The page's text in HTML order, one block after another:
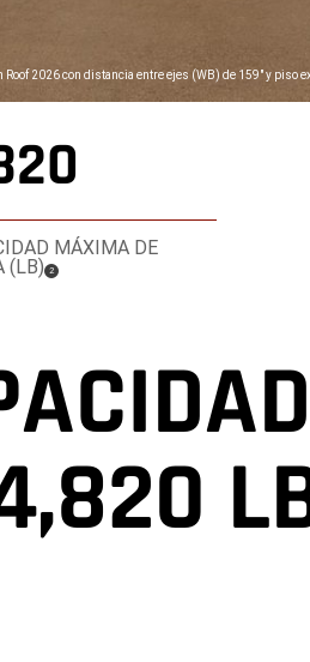
Roof 2026 con distancia entre ejes (WB) de 159" y
MÁXIMA DE
(LB) (
Disclosure
2)